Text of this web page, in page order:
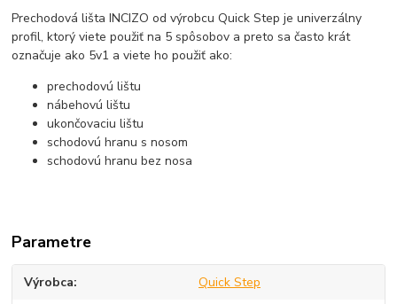
Prechodová lišta INCIZO od výrobcu Quick Step je univerzálny
profil, ktorý viete použiť na 5 spôsobov a preto sa často krát
označuje ako 5v1 a viete ho použiť ako:
prechodovú lištu
nábehovú lištu
ukončovaciu lištu
schodovú hranu s nosom
schodovú hranu bez nosa
Parametre
Výrobca Quick Step